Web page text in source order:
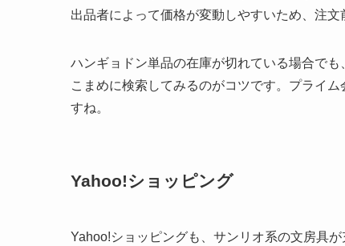
出品者によって価格が変動しやすいため、注
ハンギョドン単品の在庫が切れている場合で
こまめに検索してみるのがコツです。プライ
すね。
Yahoo!ショッピング
Yahoo!ショッピングも、サンリオ系の文房具